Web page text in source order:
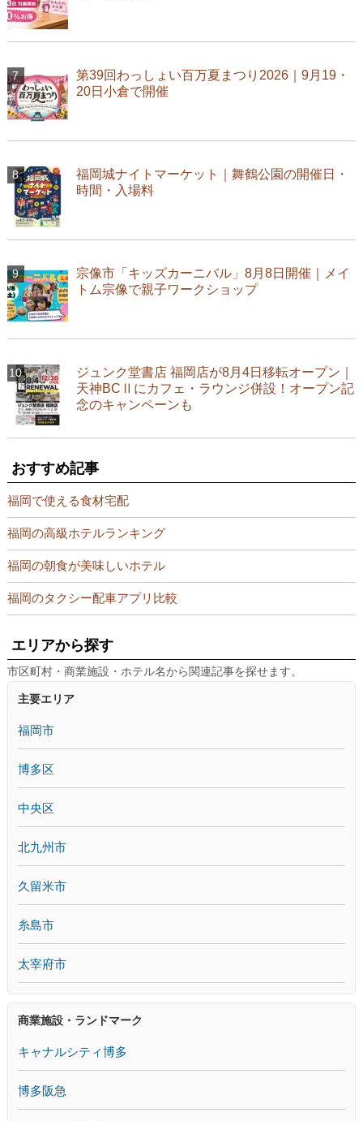
第39回わっしょい百万夏まつり2026｜9月19・
20日小倉で開催
福岡城ナイトマーケット｜舞鶴公園の開催日・
時間・入場料
宗像市「キッズカーニバル」8月8日開催｜メイ
トム宗像で親子ワークショップ
ジュンク堂書店 福岡店が8月4日移転オープン｜
天神BCⅡにカフェ・ラウンジ併設！オープン記
念のキャンペーンも
おすすめ記事
福岡で使える食材宅配
福岡の高級ホテルランキング
福岡の朝食が美味しいホテル
福岡のタクシー配車アプリ比較
エリアから探す
市区町村・商業施設・ホテル名から関連記事を探せます。
主要エリア
福岡市
博多区
中央区
北九州市
久留米市
糸島市
太宰府市
商業施設・ランドマーク
キャナルシティ博多
博多阪急